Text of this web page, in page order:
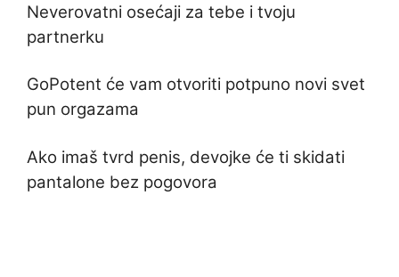
Neverovatni osećaji za tebe i tvoju
partnerku
GoPotent će vam otvoriti potpuno novi svet
pun orgazama
Ako imaš tvrd penis, devojke će ti skidati
pantalone bez pogovora